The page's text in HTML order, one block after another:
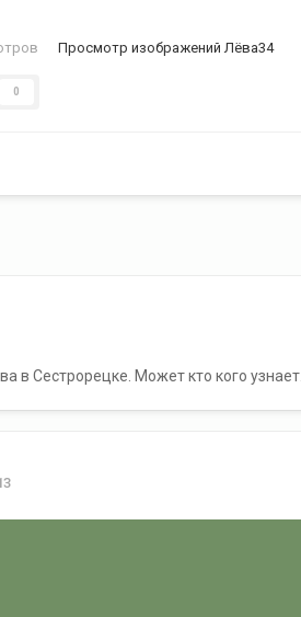
Просмотр изображений Лёва34
0
в Сестрорецке. Может кто кого узнает.